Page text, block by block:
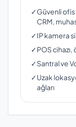
✓Güvenli ofis
CRM,
✓IP kamera
✓POS
✓Santral ve
✓Uzak
ağları